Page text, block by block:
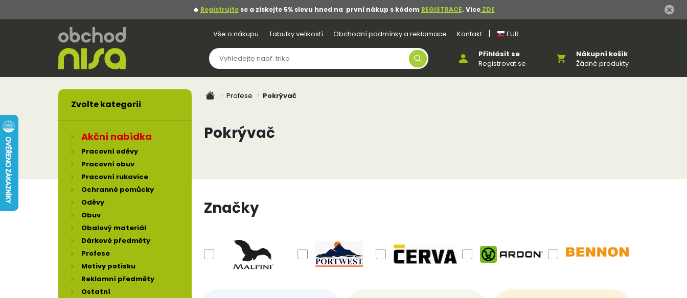
🔥 Registrujtese a získejte 5% slevu hned na první nákup s kódem REGISTRACE. VíceZDE
Vše o nákupu Tabulky velikostí Obchodní podmínky a reklamace Kontakt | EUR
Přihlásit se
Registrovat se
Nákupní košík
Žádné produkty
Profese Pokrývač
Pokrývač
Značky
Zvolte kategorii
Akční nabídka
Pracovní oděvy
Pracovní obuv
Pracovní rukavice
Ochranné pomůcky
Oděvy
Obuv
Obalový materiál
Dárkové předměty
Profese
Motivy potisku
Reklamní předměty
Ostatní